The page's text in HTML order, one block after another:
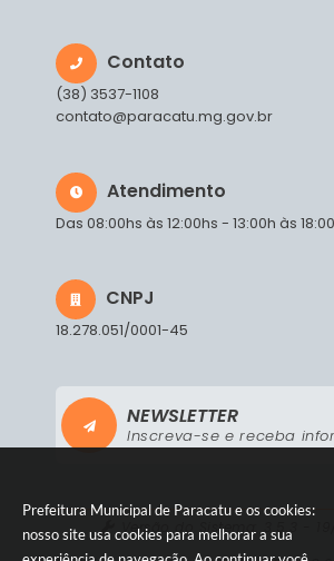
Prefeitura Municipal de Paracatu e os cookies:
nosso site usa cookies para melhorar a sua
Contato
(38) 3537-1108
contato@paracatu.mg.gov.br
Atendimento
Das 08:00hs às 12:00hs - 13:00h às
CNPJ
18.278.051/0001-45
NEWSLETTER
Inscreva-se e receba
Versão do Sistema: